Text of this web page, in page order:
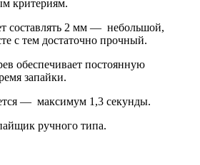
критериям.
составлять 2 мм — небольшой,
с тем достаточно прочный.
обеспечивает постоянную
запайки.
— максимум 1,3 секунды.
ручного типа.